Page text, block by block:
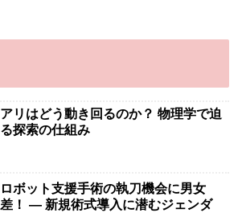
アリはどう動き回るのか？ 物理学で迫
る探索の仕組み
ロボット支援手術の執刀機会に男女
差！ — 新規術式導入に潜むジェンダ